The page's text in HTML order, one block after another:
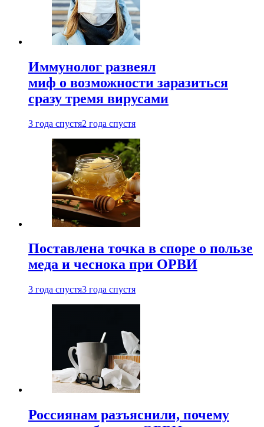
Иммунолог развеял
миф о возможности заразиться
сразу тремя вирусами
3 года спустя2 года спустя
Поставлена точка в споре о пользе
меда и чеснока при ОРВИ
3 года спустя3 года спустя
Россиянам разъяснили, почему